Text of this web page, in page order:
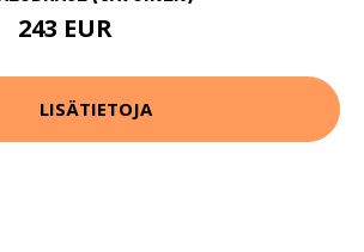
243 EUR
LISÄTIETOJA